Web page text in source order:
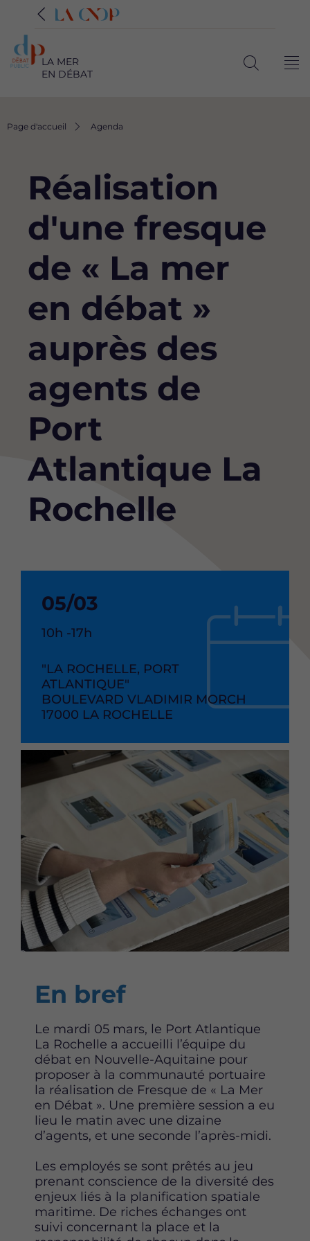
LA MER
EN DÉBAT
Fil
Page d'accueil Agenda
Réalisation
d'une fresque
de « La mer
en débat »
auprès des
agents de
Port
Atlantique La
Rochelle
Date
de
de
l'événement
05/03
Heure
l'événement
10h -17h
RAISON
SOCIAL
"LA ROCHELLE, PORT
ATLANTIQUE"
ADRESSE
BOULEVARD VLADIMIR MORCH
CODE
17000 VILLE
LA ROCHELLE
Image
Content
En bref
Le mardi 05 mars, le Port Atlantique
La Rochelle a accueilli l’équipe du
débat en Nouvelle-Aquitaine pour
proposer à la communauté portuaire
la réalisation de Fresque de « La Mer
en Débat ». Une première session a eu
lieu le matin avec une dizaine
d’agents, et une seconde l’après-midi.
Les employés se sont prêtés au jeu
prenant conscience de la diversité des
enjeux liés à la planification spatiale
maritime. De riches échanges ont
suivi concernant la place et la